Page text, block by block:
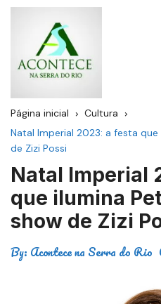
Página inicial
Cultura
Natal Imperial 2023: a festa
de Zizi Possi
Natal Imperial
que ilumina
show de Zizi
By: Acontece na Serra do Rio